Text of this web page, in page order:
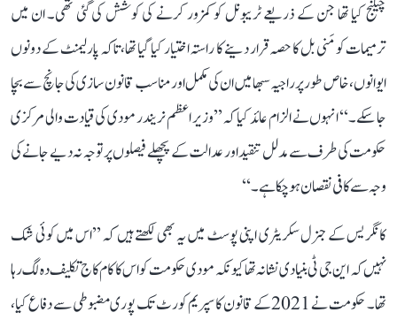
چیلنج کیا تھا جن کے ذریعے ٹریبونل کو کمزور کرنے کی کوشش کی گئی تھی۔ ان میں
ترمیمات کو مَنی بل کا حصہ قرار دینے کا راستہ اختیار کیا گیا تھا، تاکہ پارلیمنٹ کے دونوں
ایوانوں، خاص طور پر راجیہ سبھا میں ان کی مکمل اور مناسب قانون سازی کی جانچ سے بچا
جا سکے۔‘‘ انہوں نے الزام عائد کیا کہ ’’وزیر اعظم نریندر مودی کی قیادت والی مرکزی
حکومت کی طرف سے مدلل تنقید اور عدالت کے پچھلے فیصلوں پر توجہ نہ دیے جانے کی
وجہ سے کافی نقصان ہو چکا ہے۔‘‘
کانگریس کے جنرل سکریٹری اپنی پوسٹ میں یہ بھی لکھتے ہیں کہ ’’اس میں کوئی شک
نہیں کہ این جی ٹی بنیادی نشانہ تھا کیونکہ مودی حکومت کو اس کا کام کاج تکلیف دہ لگ رہا
تھا۔ حکومت نے 2021 کے قانون کا سپریم کورٹ تک پوری مضبوطی سے دفاع کیا،